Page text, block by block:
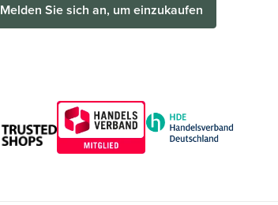
Melden Sie sich an, um einzukaufen